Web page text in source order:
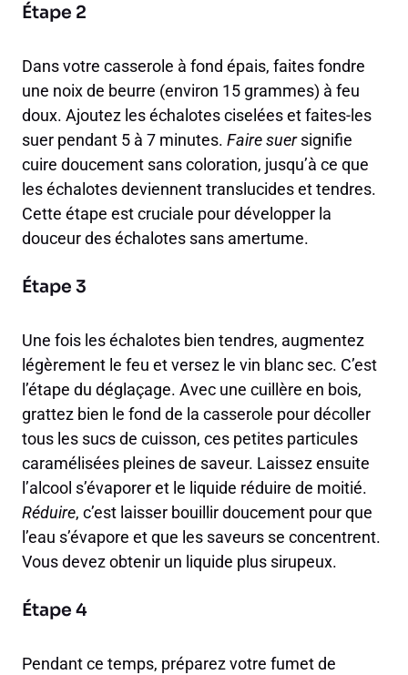
Étape 2
Dans votre casserole à fond épais, faites fondre
une noix de beurre (environ 15 grammes) à feu
doux. Ajoutez les échalotes ciselées et faites-les
suer pendant 5 à 7 minutes. Faire suersignifie
cuire doucement sans coloration, jusqu’à ce que
les échalotes deviennent translucides et tendres.
Cette étape est cruciale pour développer la
douceur des échalotes sans amertume.
Étape 3
Une fois les échalotes bien tendres, augmentez
légèrement le feu et versez le vin blanc sec. C’est
l’étape du déglaçage. Avec une cuillère en bois,
grattez bien le fond de la casserole pour décoller
tous les sucs de cuisson, ces petites particules
caramélisées pleines de saveur. Laissez ensuite
l’alcool s’évaporer et le liquide réduire de moitié.
Réduire, c’est laisser bouillir doucement pour que
l’eau s’évapore et que les saveurs se concentrent.
Vous devez obtenir un liquide plus sirupeux.
Étape 4
Pendant ce temps, préparez votre fumet de